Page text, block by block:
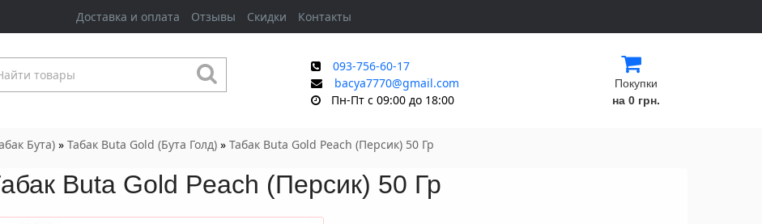
Доставка и оплата Отзывы Скидки Контакты
093-756-60-17
bacya7770@gmail.com
Пн-Пт с 09:00 до 18:00
Покупки
на 0 грн.
Бута) » Табак Buta Gold (Бута Голд) » Табак Buta Gold Peach (Персик) 50 Гр
Buta Gold Peach (Персик) 50 Гр